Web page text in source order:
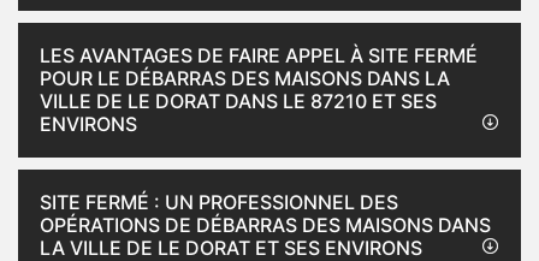
LES AVANTAGES DE FAIRE APPEL À SITE FERMÉ
POUR LE DÉBARRAS DES MAISONS DANS LA
VILLE DE LE DORAT DANS LE 87210 ET SES
ENVIRONS
SITE FERMÉ : UN PROFESSIONNEL DES
OPÉRATIONS DE DÉBARRAS DES MAISONS DANS
LA VILLE DE LE DORAT ET SES ENVIRONS